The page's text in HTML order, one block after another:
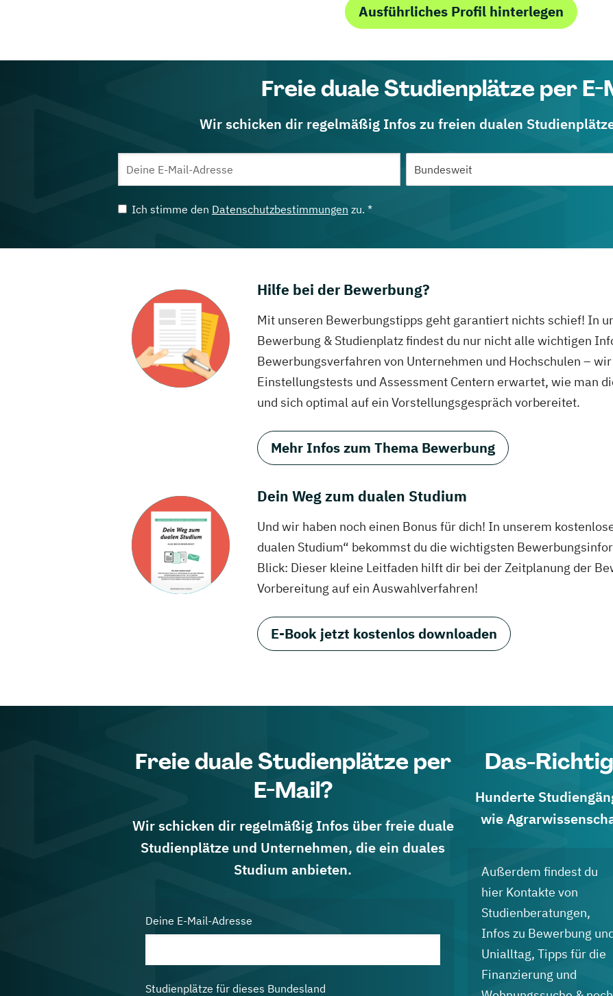
Ausführliches Profil hinterlegen
Freie duale Studienplätze per E-
Wir schicken dir regelmäßig Infos zu freien dualen
Ich stimme den Datenschutzbestimmungen zu. *
Hilfe bei der Bewerbung?
Mit unseren Bewerbungstipps geht garantiert nichts schief! In
Bewerbung & Studienplatz findest du nur nicht alle wichtigen
Bewerbungsverfahren von Unternehmen und Hochschulen –
Einstellungstests und Assessment Centern erwartet, wie man
und sich optimal auf ein Vorstellungsgespräch vorbereitet.
Mehr Infos zum Thema Bewerbung
Dein Weg zum dualen Studium
Und wir haben noch einen Bonus für dich! In unserem
dualen Studium“ bekommst du die wichtigsten
Blick: Dieser kleine Leitfaden hilft dir bei der Zeitplanung der
Vorbereitung auf ein Auswahlverfahren!
E-Book jetzt kostenlos downloaden
Freie duale Studienplätze per
E-Mail?
Wir schicken dir regelmäßig Infos über freie duale
Studienplätze und Unternehmen, die ein duales
Studium anbieten.
Deine E-Mail-Adresse
Studienplätze für dieses Bundesland
Das-
Hunderte
wie
Außerdem findest du
hier Kontakte von
Studienberatungen,
Infos zu Bewerbung
Unialltag, Tipps für die
Finanzierung und